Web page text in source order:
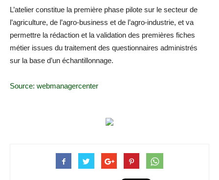
L’atelier constitue la première phase pilote sur le secteur de
l’agriculture, de l’agro-business et de l’agro-industrie, et va
permettre la rédaction et la validation des premières fiches
métier issues du traitement des questionnaires administrés
sur la base d’un échantillonnage.
Source: webmanagercenter